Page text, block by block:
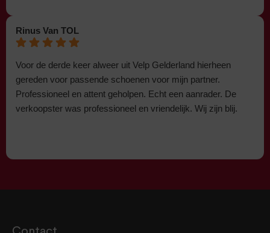
Rinus Van TOL
Voor de derde keer alweer uit Velp Gelderland hierheen
gereden voor passende schoenen voor mijn partner.
Professioneel en attent geholpen. Echt een aanrader. De
verkoopster was professioneel en vriendelijk. Wij zijn blij.